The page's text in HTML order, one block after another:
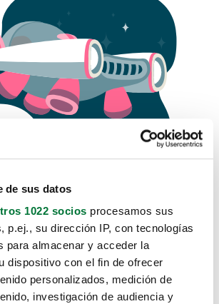
de sus datos
1022 socios procesamos sus
p.ej., su dirección IP, con tecnologías
para almacenar y acceder la
dispositivo con el fin de ofrecer
personalizados, medición de
investigación de audiencia y
no sabemos como
traido hasta aquí.